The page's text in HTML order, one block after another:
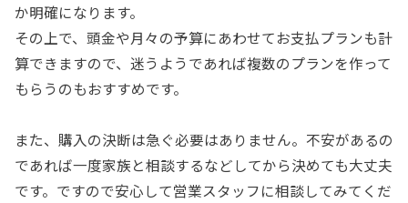
か明確になります。
その上で、頭金や月々の予算にあわせてお支払プランも計
算できますので、迷うようであれば複数のプランを作って
もらうのもおすすめです。
また、購入の決断は急ぐ必要はありません。不安があるの
であれば一度家族と相談するなどしてから決めても大丈夫
です。ですので安心して営業スタッフに相談してみてくだ